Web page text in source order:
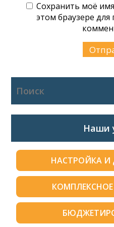
Сохранить моё
этом браузере
Наши
НАСТРОЙКА И
КОМПЛЕКСНОЕ